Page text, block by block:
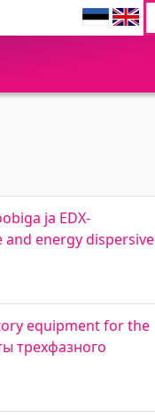
ja EDX-
energy dispersive
equipment for the
трехфазного